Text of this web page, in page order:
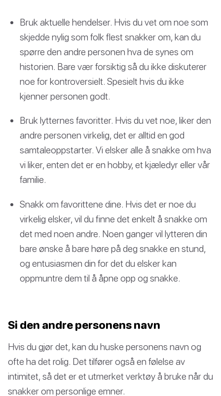
Bruk aktuelle hendelser. Hvis du vet om noe som
skjedde nylig som folk flest snakker om, kan du
spørre den andre personen hva de synes om
historien. Bare vær forsiktig så du ikke diskuterer
noe for kontroversielt. Spesielt hvis du ikke
kjenner personen godt.
Bruk lytternes favoritter. Hvis du vet noe, liker den
andre personen virkelig, det er alltid en god
samtaleoppstarter. Vi elsker alle å snakke om hva
vi liker, enten det er en hobby, et kjæledyr eller vår
familie.
Snakk om favorittene dine. Hvis det er noe du
virkelig elsker, vil du finne det enkelt å snakke om
det med noen andre. Noen ganger vil lytteren din
bare ønske å bare høre på deg snakke en stund,
og entusiasmen din for det du elsker kan
oppmuntre dem til å åpne opp og snakke.
Si den andre personens navn
Hvis du gjør det, kan du huske personens navn og
ofte ha det rolig. Det tilfører også en følelse av
intimitet, så det er et utmerket verktøy å bruke når du
snakker om personlige emner.